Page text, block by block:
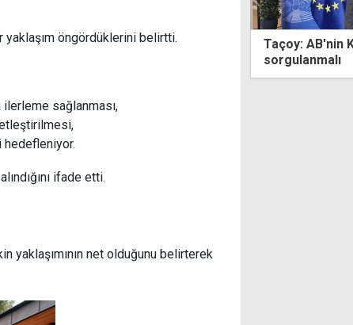
yaklaşım öngördüklerini belirtti.
ilerleme sağlanması,
hedefleniyor.
ifade etti.
yaklaşımının net olduğunu belirterek
AB'nin Kıbrıs'taki tutumu
Kumyalı'da
kalan işçi 3